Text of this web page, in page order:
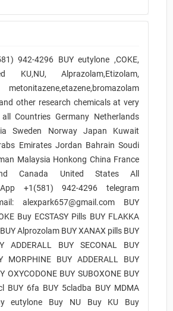
942-4296 BUY eutylone ,COKE,
KU,NU, Alprazolam,Etizolam,
other research chemicals at very
Countries Germany Netherlands
Sweden Norway Japan Kuwait
Emirates Jordan Bahrain Soudi
Malaysia Honkong China France
Canada United States All
+1(581) 942-4296 telegram
alexpark657@gmail.com BUY
Buy ECSTASY Pills BUY FLAKKA
Alprozolam BUY XANAX pills BUY
ADDERALL BUY SECONAL BUY
MORPHINE BUY ADDERALL BUY
OXYCODONE BUY SUBOXONE BUY
BUY 6fa BUY 5cladba BUY MDMA
eutylone Buy NU Buy KU Buy